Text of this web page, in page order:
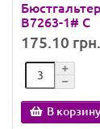
B7263-1# C
175.10 грн.
В корзину